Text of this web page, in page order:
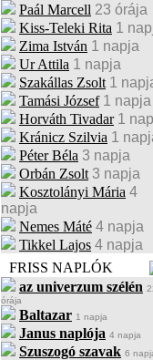
Paál Marcell 23 órája
Kiss-Teleki Rita 1
Zima István 1 napja
Ur Attila 1 napja
Szakállas Zsolt 1
Tamási József 1 napja
Horváth Tivadar 1
Kránicz Szilvia 1
Péter Béla 3 napja
Orbán Zsolt 3 napja
Kosztolányi Mária 4
napja
Nemes Máté 4 napja
Tikkel Lajos 4 napja
FRISS NAPLÓK
az univerzum szélén
órája
Baltazar 1 napja
Janus naplója 4 napja
Szuszogó szavak 6